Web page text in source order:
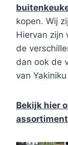
kopen. Wij
Hiervan zijn
de
dan ook de
van
Bekijk hier